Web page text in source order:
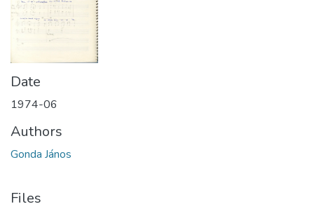
Date
1974-06
Authors
Gonda János
Files